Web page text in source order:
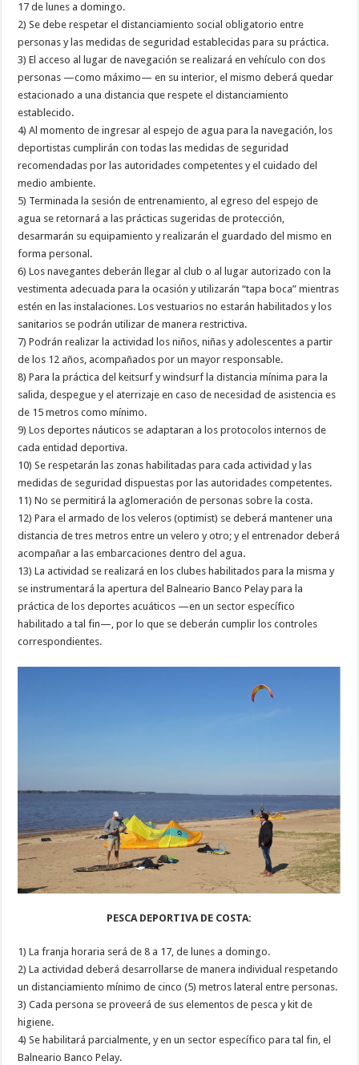
17 de lunes a domingo.
2) Se debe respetar el distanciamiento social obligatorio entre
personas y las medidas de seguridad establecidas para su práctica.
3) El acceso al lugar de navegación se realizará en vehículo con dos
personas —como máximo— en su interior, el mismo deberá quedar
estacionado a una distancia que respete el distanciamiento
establecido.
4) Al momento de ingresar al espejo de agua para la navegación, los
deportistas cumplirán con todas las medidas de seguridad
recomendadas por las autoridades competentes y el cuidado del
medio ambiente.
5) Terminada la sesión de entrenamiento, al egreso del espejo de
agua se retornará a las prácticas sugeridas de protección,
desarmarán su equipamiento y realizarán el guardado del mismo en
forma personal.
6) Los navegantes deberán llegar al club o al lugar autorizado con la
vestimenta adecuada para la ocasión y utilizarán “tapa boca” mientras
estén en las instalaciones. Los vestuarios no estarán habilitados y los
sanitarios se podrán utilizar de manera restrictiva.
7) Podrán realizar la actividad los niños, niñas y adolescentes a partir
de los 12 años, acompañados por un mayor responsable.
8) Para la práctica del keitsurf y windsurf la distancia mínima para la
salida, despegue y el aterrizaje en caso de necesidad de asistencia es
de 15 metros como mínimo.
9) Los deportes náuticos se adaptaran a los protocolos internos de
cada entidad deportiva.
10) Se respetarán las zonas habilitadas para cada actividad y las
medidas de seguridad dispuestas por las autoridades competentes.
11) No se permitirá la aglomeración de personas sobre la costa.
12) Para el armado de los veleros (optimist) se deberá mantener una
distancia de tres metros entre un velero y otro; y el entrenador deberá
acompañar a las embarcaciones dentro del agua.
13) La actividad se realizará en los clubes habilitados para la misma y
se instrumentará la apertura del Balneario Banco Pelay para la
práctica de los deportes acuáticos —en un sector específico
habilitado a tal fin—, por lo que se deberán cumplir los controles
correspondientes.
PESCA DEPORTIVA DE COSTA:
1) La franja horaria será de 8 a 17, de lunes a domingo.
2) La actividad deberá desarrollarse de manera individual respetando
un distanciamiento mínimo de cinco (5) metros lateral entre personas.
3) Cada persona se proveerá de sus elementos de pesca y kit de
higiene.
4) Se habilitará parcialmente, y en un sector específico para tal fin, el
Balneario Banco Pelay.